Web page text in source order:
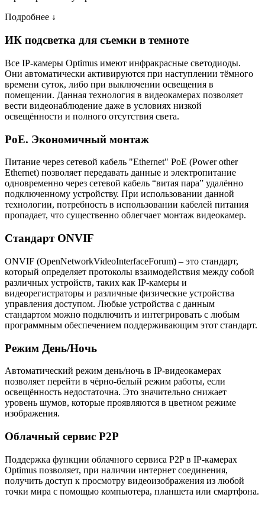
Подробнее ↓
ИК подсветка для съемки в темноте
Все IP-камеры Optimus имеют инфракрасные светодиоды.
Они автоматически активируются при наступлении тёмного
времени суток, либо при выключении освещения в
помещении. Данная технология в видеокамерах позволяет
вести видеонаблюдение даже в условиях низкой
освещённости и полного отсутствия света.
PoE. Экономичный монтаж
Питание через сетевой кабель "Ethernet" PoE (Power other
Ethernet) позволяет передавать данные и электропитание
одновременно через сетевой кабель “витая пара” удалённо
подключенному устройству. При использовании данной
технологии, потребность в использовании кабелей питания
пропадает, что существенно облегчает монтаж видеокамер.
Стандарт ONVIF
ONVIF (OpenNetworkVideoInterfaceForum) – это стандарт,
который определяет протоколы взаимодействия между собой
различных устройств, таких как IP-камеры и
видеорегистраторы и различные физические устройства
управления доступом. Любые устройства с данным
стандартом можно подключить и интегрировать с любым
программным обеспечением поддерживающим этот стандарт.
Режим День/Ночь
Автоматический режим день/ночь в IP-видеокамерах
позволяет перейти в чёрно-белый режим работы, если
освещённость недостаточна. Это значительно снижает
уровень шумов, которые проявляются в цветном режиме
изображения.
Облачный сервис P2P
Поддержка функции облачного сервиса P2P в IP-камерах
Optimus позволяет, при наличии интернет соединения,
получить доступ к просмотру видеоизображения из любой
точки мира с помощью компьютера, планшета или смартфона.